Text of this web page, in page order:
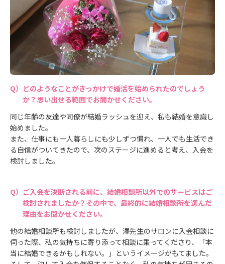
どのようなことがきっかけで婚活を始められたのでしょう
か？思い出せる範囲でお聞かせください。
同じ年齢の友達や同僚が結婚ラッシュを迎え、私も結婚を意識し
始めました。
また、仕事にも一人暮らしにも少しずつ慣れ、一人でも生活でき
る自信がついてきたので、次のステージに進めると考え、入会を
検討しました。
ご入会を決断される前に、結婚相談所以外でのサービスはご
検討されましたか？その中で、最終的に結婚相談所を選んだ
理由をお聞かせください。
他の結婚相談所も検討しましたが、澤先生のサロンに入会相談に
伺った際、私の気持ちに寄り添って相談に乗ってくださり、「本
当に結婚できるかもしれない。」というイメージがもてました。